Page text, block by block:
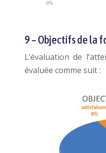
9 – Objectifs de la
L’évaluation de
évaluée comme suit :